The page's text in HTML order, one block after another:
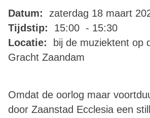
Datum:
zaterdag 18 maart
Tijdstip:
15:00 - 15:30
Locatie:
bij de muziektent op
Gracht Zaandam
Omdat de oorlog maar
door Zaanstad Ecclesia een